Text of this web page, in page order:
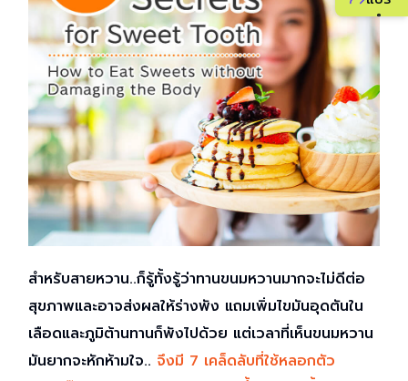
แนะนำ
ธุรกิจ
ยูไลฟ์
ให้
เพื่อน
เพื่อ
เปิด
โอกาส
สร้าง
รายได้
กับ
ธุรกิจ
ไลฟ์
แม็ก
สำหรับสายหวาน..ก็รู้ทั้งรู้ว่าทานขนมหวานมากจะไม่ดีต่อ
สุขภาพและอาจส่งผลให้ร่างพัง แถมเพิ่มไขมันอุดตันใน
เลือดและภูมิต้านทานก็พังไปด้วย แต่เวลาที่เห็นขนมหวาน
มันยากจะหักห้ามใจ.. จึงมี 7 เคล็ดลับที่ใช้หลอกตัว